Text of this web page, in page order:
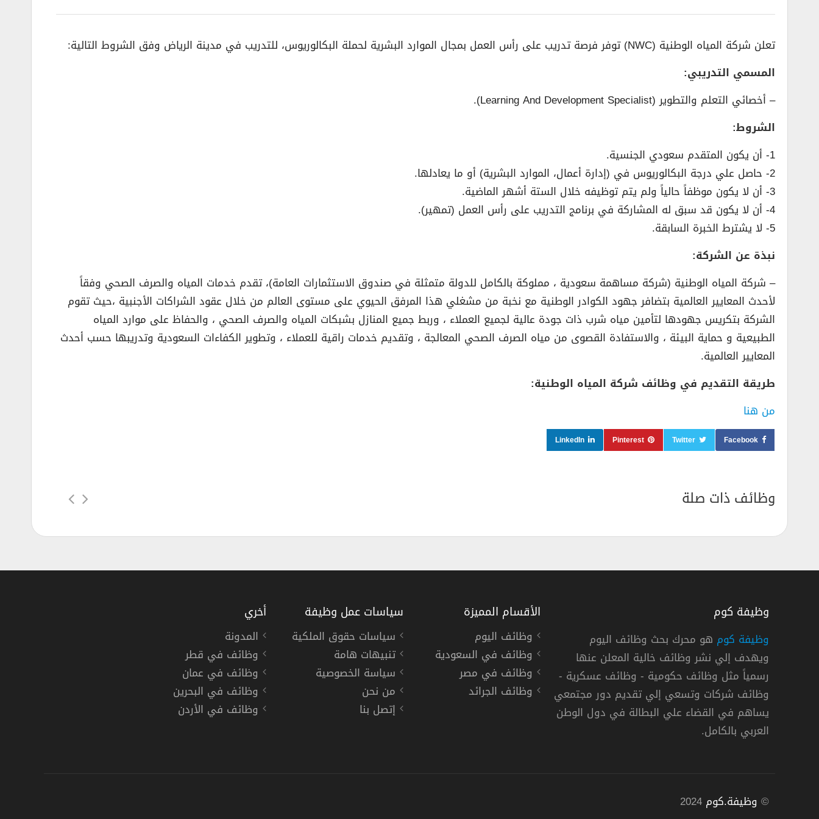
تعلن شركة المياه الوطنية (NWC) توفر فرصة تدريب على رأس العمل بمجال الموارد البشرية لحملة البكالوريوس، للتدريب في مدينة الرياض وفق الشروط التالية:
المسمي التدريبي:
– أخصائي التعلم والتطوير (Learning And Development Specialist).
الشروط:
1- أن يكون المتقدم سعودي الجنسية.
2- حاصل علي درجة البكالوريوس في (إدارة أعمال، الموارد البشرية) أو ما يعادلها.
3- أن لا يكون موظفاً حالياً ولم يتم توظيفه خلال الستة أشهر الماضية.
4- أن لا يكون قد سبق له المشاركة في برنامج التدريب على رأس العمل (تمهير).
5- لا يشترط الخبرة السابقة.
نبذة عن الشركة:
– شركة المياه الوطنية (شركة مساهمة سعودية ، مملوكة بالكامل للدولة متمثلة في صندوق الاستثمارات العامة)، تقدم خدمات المياه والصرف الصحي وفقاً
لأحدث المعايير العالمية بتضافر جهود الكوادر الوطنية مع نخبة من مشغلي هذا المرفق الحيوي على مستوى العالم من خلال عقود الشراكات الأجنبية ،حيث تقوم
الشركة بتكريس جهودها لتأمين مياه شرب ذات جودة عالية لجميع العملاء ، وربط جميع المنازل بشبكات المياه والصرف الصحي ، والحفاظ على موارد المياه
الطبيعية و حماية البيئة ، والاستفادة القصوى من مياه الصرف الصحي المعالجة ، وتقديم خدمات راقية للعملاء ، وتطوير الكفاءات السعودية وتدريبها حسب أحدث
المعايير العالمية.
طريقة التقديم في وظائف شركة المياه الوطنية:
من هنا
Facebook
Twitter
Pinterest
LinkedIn
وظائف ذات صلة
اتحاد كرة القدم يعلن دورة الحكام المستجدين في مناطق المملكة
الاتحاد السعودي لكرة القدم
« السعودية »
الاتصالات وتقنية المعلومات توفر فرص تدريب لحملة الثانوية فأعلى
وزارة الاتصالات وتقنية المعلومات
« السعودية »
وظيفة كوم
وظيفة كوم هو محرك بحث وظائف اليوم
ويهدف إلي نشر وظائف خالية المعلن عنها
رسمياً مثل وظائف حكومية - وظائف عسكرية -
وظائف شركات وتسعي إلي تقديم دور مجتمعي
يساهم في القضاء علي البطالة في دول الوطن
العربي بالكامل.
الأقسام المميزة
وظائف اليوم
وظائف في السعودية
وظائف في مصر
وظائف الجرائد
سياسات عمل وظيفة
سياسات حقوق الملكية
تنبيهات هامة
سياسة الخصوصية
من نحن
إتصل بنا
أخري
المدونة
وظائف في قطر
وظائف في عمان
وظائف في البحرين
وظائف في الأردن
© وظيفة.كوم